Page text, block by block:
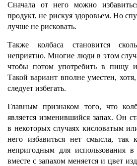
Сначала от него можно
продукт, не рискуя здоровьем. Но
лучше не рисковать.
Также колбаса становится
неприятно. Многие люди в этом
чтобы потом употребить в пищу
Такой вариант вполне уместен,
следует избегать.
Главным признаком того, что
является изменившийся запах. Он
в некоторых случаях кисловатым
него избавиться нет смысла, так
непригодным для использования
вместе с запахом меняется и цвет